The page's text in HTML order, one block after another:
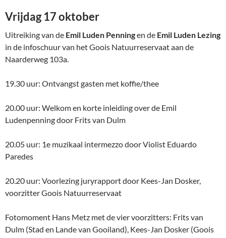
Vrijdag 17 oktober
Uitreiking van de Emil Luden Penningen de Emil Luden Lezing
in de infoschuur van het Goois Natuurreservaat aan de
Naarderweg 103a.
19.30 uur: Ontvangst gasten met koffie/thee
20.00 uur: Welkom en korte inleiding over de Emil
Ludenpenning door Frits van Dulm
20.05 uur: 1e muzikaal intermezzo door Violist Eduardo
Paredes
20.20 uur: Voorlezing juryrapport door Kees-Jan Dosker,
voorzitter Goois Natuurreservaat
Fotomoment Hans Metz met de vier voorzitters: Frits van
Dulm (Stad en Lande van Gooiland), Kees-Jan Dosker (Goois